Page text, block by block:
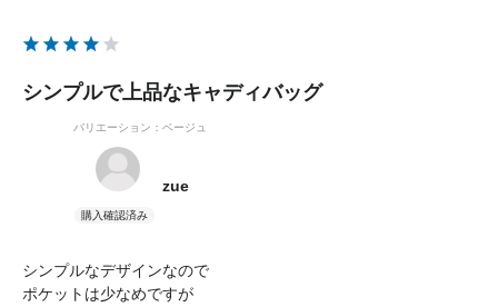
シンプルで上品なキャディバッグ
バリエーション：ベージュ
zue
シンプルなデザインなので
ポケットは少なめですが